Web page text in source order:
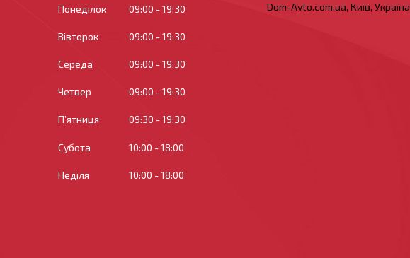
Понеділок 09:00 19:30
Вівторок 09:00 19:30
Середа 09:00 19:30
Четвер 09:00 19:30
Пʼятниця 09:30 19:30
Субота 10:00 18:00
Неділя 10:00 18:00
Dom-Avto.com.ua, Київ, Україна